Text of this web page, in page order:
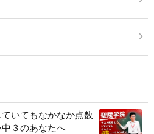
いてもなかなか点数
３のあなたへ